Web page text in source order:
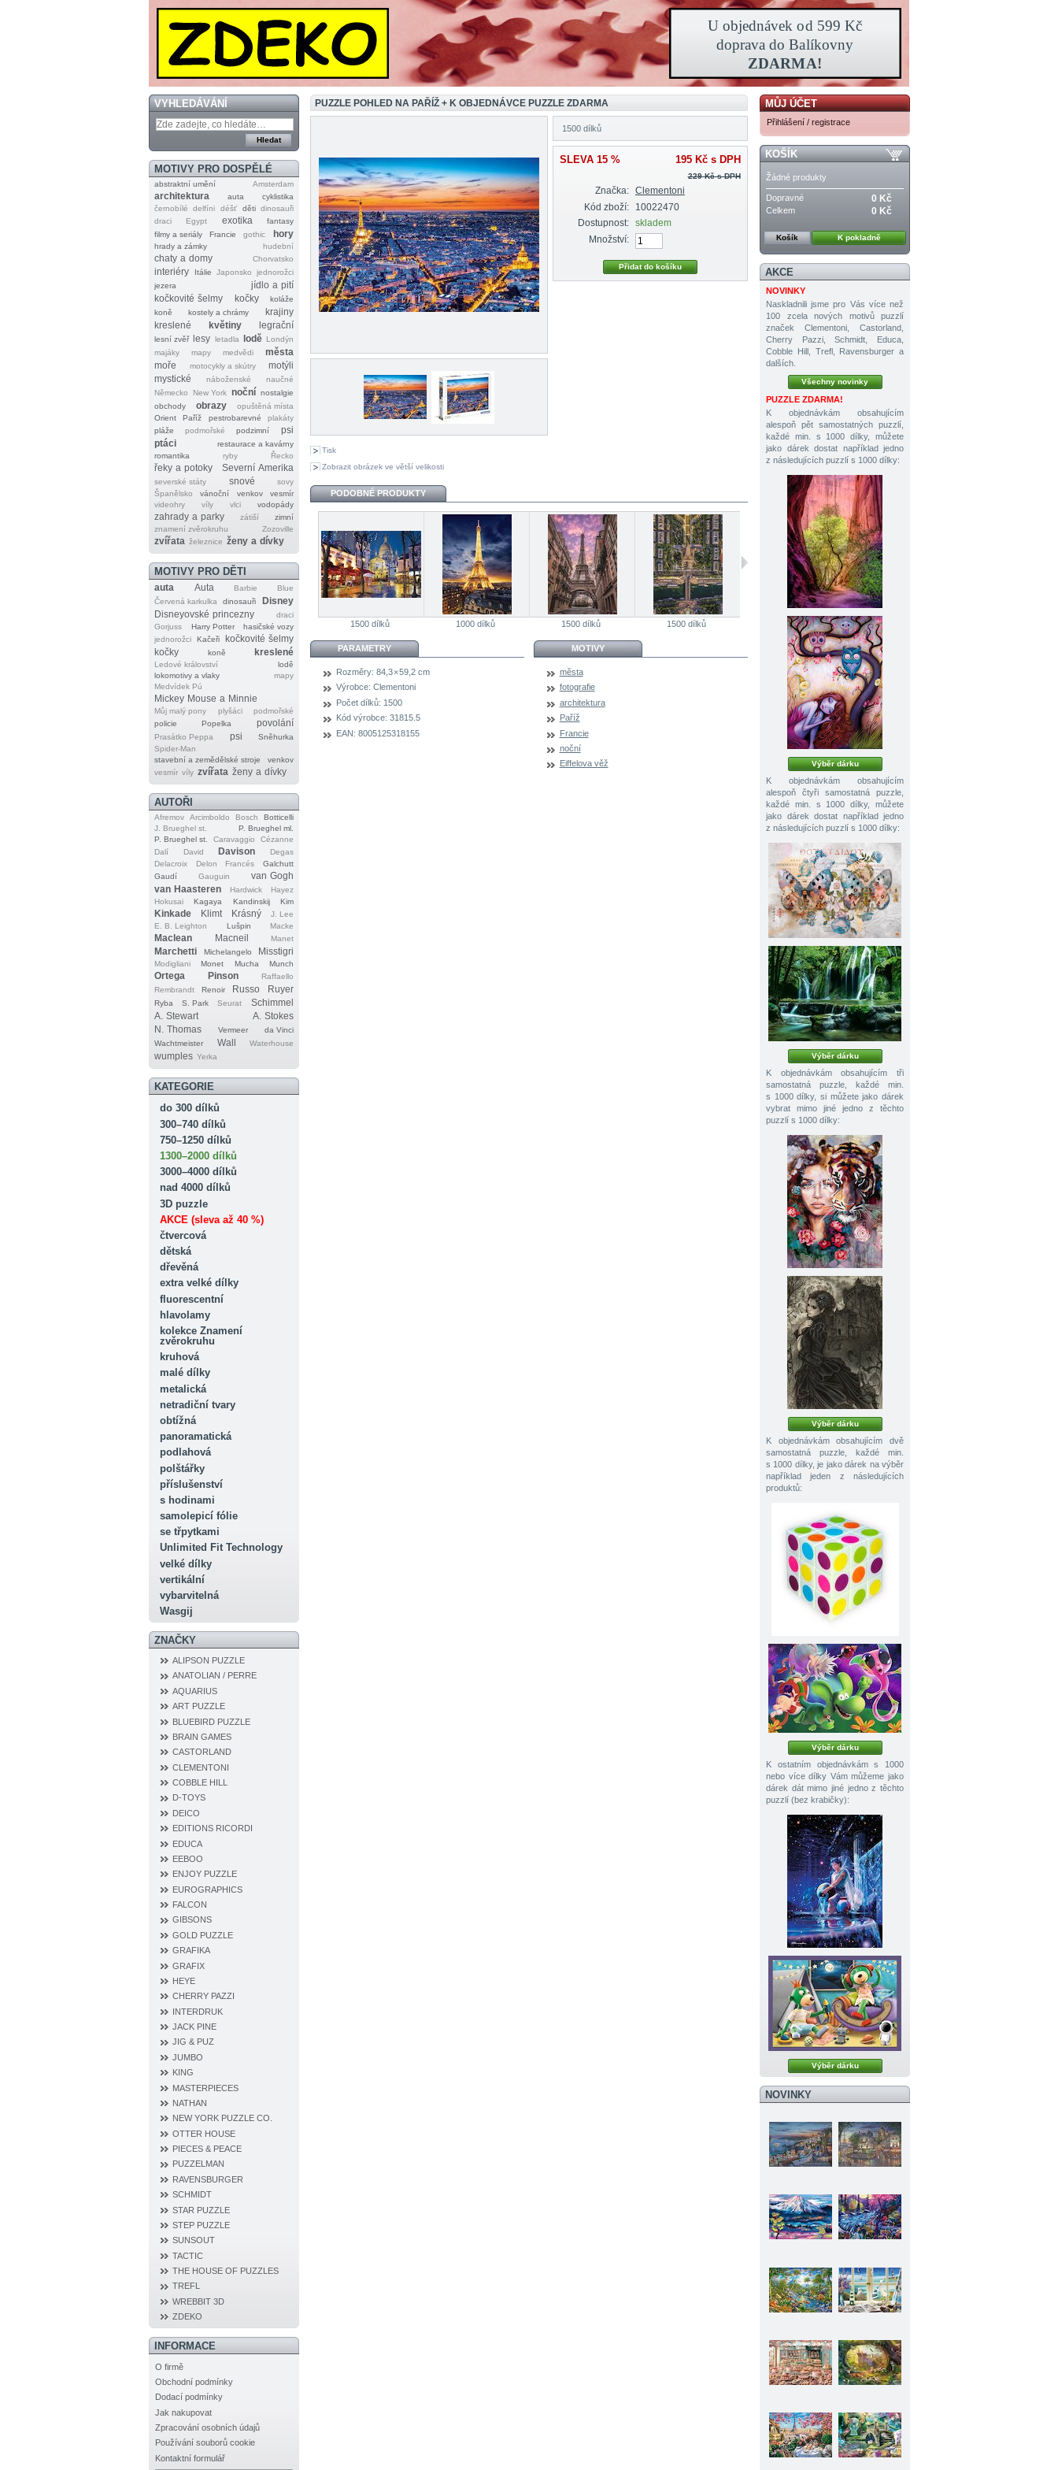
VYHLEDÁVÁNÍ
MOTIVY PRO DOSPĚLÉ
abstraktní umění Amsterdam
architektura auta
cyklistika
černobílé
delfíni déšť děti dinosauři
draci
Egypt exotika
fantasy
filmy a seriály
Francie gothic hory
hrady a zámky hudební
chaty a domy Chorvatsko
interiéry Itálie Japonsko
jednorožci
jezera
jídlo a pití
kočkovité šelmy
kočky
koláže
koně
kostely a chrámy
krajiny
kreslené
květiny legrační
lesní zvěř lesy letadla lodě Londýn
majáky
mapy medvědi
města
moře
motocykly a skútry
motýli
mystické
náboženské
naučné
Německo
New York noční nostalgie
obchody
obrazy
opuštěná místa
Orient
Paříž pestrobarevné
plakáty
pláže
podmořské podzimní
psi
ptáci
restaurace a kavárny
romantika
ryby Řecko
řeky a potoky Severní Amerika
severské státy snové
sovy
Španělsko
vánoční venkov
vesmír
videohry
víly vlci vodopády
zahrady a parky zátiší
zimní
znamení zvěrokruhu
Zozoville
zvířata železnice ženy a dívky
MOTIVY PRO DĚTI
auta Auta Barbie
Blue
Červená karkulka
dinosauři
Disney
Disneyovské princezny
draci
Gorjuss
Harry Potter
hasičské vozy
jednorožci
Kačeři
kočkovité šelmy
kočky
koně kreslené
Ledové království
lodě
lokomotivy a vlaky
mapy
Medvídek Pú
Mickey Mouse a Minnie
Můj malý pony plyšáci
podmořské
policie
Popelka povolání
Prasátko Peppa psi
Sněhurka
Spider‐Man
stavební a zemědělské stroje
venkov
vesmír víly zvířata ženy a dívky
AUTOŘI
Afremov Arcimboldo Bosch
Botticelli
J. Brueghel st.
P. Brueghel ml.
P. Brueghel st.
Caravaggio
Cézanne
Dalí
David Davison
Degas
Delacroix
Delon Francés
Galchutt
Gaudí
Gauguin
van Gogh
van Haasteren
Hardwick
Hayez
Hokusai
Kagaya Kandinskij Kim
Kinkade Klimt Krásný
J. Lee
E. B. Leighton
Lušpin Macke
Maclean Macneil Manet
Marchetti Michelangelo Misstigri
Modigliani Monet Mucha Munch
Ortega Pinson
Raffaello
Rembrandt
Renoir Russo Ruyer
Ryba S. Park Seurat
Schimmel
A. Stewart
A. Stokes
N. Thomas
Vermeer
da Vinci
Wachtmeister
Wall Waterhouse
wumples Yerka
KATEGORIE
do 300 dílků
300–740 dílků
750–1250 dílků
1300–2000 dílků
3000–4000 dílků
nad 4000 dílků
3D puzzle
AKCE (sleva až 40 %)
čtvercová
dětská
dřevěná
extra velké dílky
fluorescentní
hlavolamy
kolekce Znamení
zvěrokruhu
kruhová
malé dílky
metalická
netradiční tvary
obtížná
panoramatická
podlahová
polštářky
příslušenství
s hodinami
samolepicí fólie
se třpytkami
Unlimited Fit Technology
velké dílky
vertikální
vybarvitelná
Wasgij
ZNAČKY
ALIPSON PUZZLE
ANATOLIAN / PERRE
AQUARIUS
ART PUZZLE
BLUEBIRD PUZZLE
BRAIN GAMES
CASTORLAND
CLEMENTONI
COBBLE HILL
D‐TOYS
DEICO
EDITIONS RICORDI
EDUCA
EEBOO
ENJOY PUZZLE
EUROGRAPHICS
FALCON
GIBSONS
GOLD PUZZLE
GRAFIKA
GRAFIX
HEYE
CHERRY PAZZI
INTERDRUK
JACK PINE
JIG & PUZ
JUMBO
KING
MASTERPIECES
NATHAN
NEW YORK PUZZLE CO.
OTTER HOUSE
PIECES & PEACE
PUZZELMAN
RAVENSBURGER
SCHMIDT
STAR PUZZLE
STEP PUZZLE
SUNSOUT
TACTIC
THE HOUSE OF PUZZLES
TREFL
WREBBIT 3D
ZDEKO
INFORMACE
O firmě
Obchodní podmínky
Dodací podmínky
Jak nakupovat
Zpracování osobních údajů
Používání souborů cookie
Kontaktní formulář
PUZZLE POHLED NA PAŘÍŽ + K OBJEDNÁVCE PUZZLE ZDARMA
Tisk
Zobrazit obrázek ve větší velikosti
1500 dílků
SLEVA 15 % 195 Kčs DPH
229 Kčs DPH
Značka:
Clementoni
Kód zboží:
10022470
Dostupnost:
skladem
Množství:
PODOBNÉ PRODUKTY
1500 dílků 1000 dílků 1500 dílků 1500 dílků 1000 dílků 1000 dílků
PARAMETRY
Rozměry: 84,3 × 59,2 cm
Výrobce: Clementoni
Počet dílků: 1500
Kód výrobce: 31815.5
EAN: 8005125318155
MOTIVY
města
fotografie
architektura
Paříž
Francie
noční
Eiffelova věž
MŮJ ÚČET
Přihlášení / registrace
KOŠÍK
Žádné produkty
Dopravné 0 Kč
Celkem 0 Kč
Košík K pokladně
AKCE
NOVINKY
Naskladnili jsme pro Vás více než
100 zcela nových motivů puzzlí
značek Clementoni, Castorland,
Cherry Pazzi, Schmidt, Educa,
Cobble Hill, Trefl, Ravensburger a
dalších.
Všechny novinky
PUZZLE ZDARMA!
K objednávkám obsahujícím
alespoň pět samostatných puzzlí,
každé min. s 1000 dílky, můžete
jako dárek dostat například jedno
z následujících puzzlí s 1000 dílky:
Výběr dárku
K objednávkám obsahujícím
alespoň čtyři samostatná puzzle,
každé min. s 1000 dílky, můžete
jako dárek dostat například jedno
z následujících puzzlí s 1000 dílky:
Výběr dárku
K objednávkám obsahujícím tři
samostatná puzzle, každé min.
s 1000 dílky, si můžete jako dárek
vybrat mimo jiné jedno z těchto
puzzlí s 1000 dílky:
Výběr dárku
K objednávkám obsahujícím dvě
samostatná puzzle, každé min.
s 1000 dílky, je jako dárek na výběr
například jeden z následujících
produktů:
Výběr dárku
K ostatním objednávkám s 1000
nebo více dílky Vám můžeme jako
dárek dát mimo jiné jedno z těchto
puzzlí (bez krabičky):
Výběr dárku
NOVINKY